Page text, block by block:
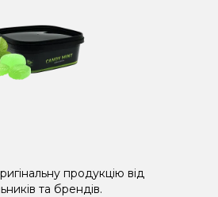
продукцію від
та брендів.